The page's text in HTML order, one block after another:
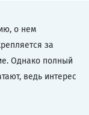
о нем
за
Однако полный
ведь интерес